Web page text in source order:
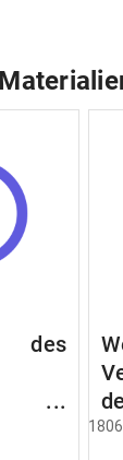
des
den
1806